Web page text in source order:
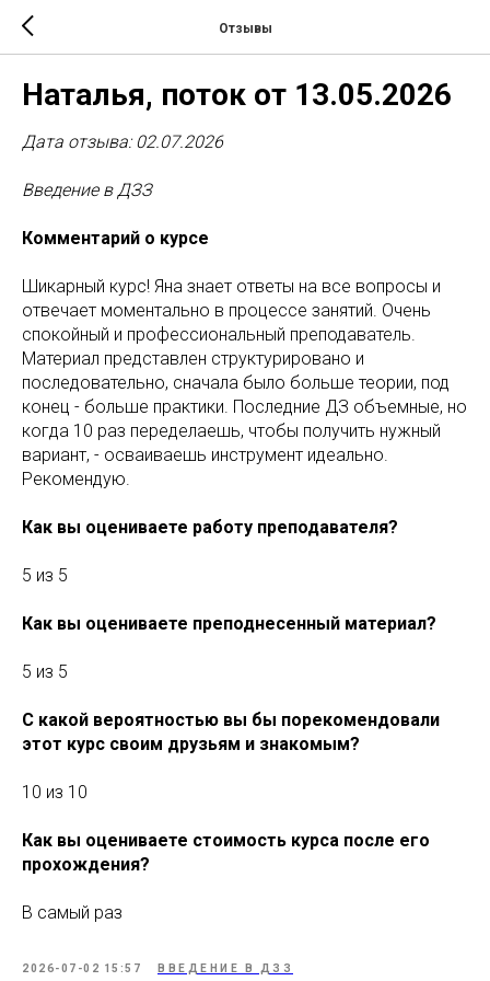
Отзывы
Наталья, поток от 13.05.2026
Дата отзыва: 02.07.2026
Введение в ДЗЗ
Комментарий о курсе
Шикарный курс! Яна знает ответы на все вопросы и
отвечает моментально в процессе занятий. Очень
спокойный и профессиональный преподаватель.
Материал представлен структурировано и
последовательно, сначала было больше теории, под
конец - больше практики. Последние ДЗ объемные, но
когда 10 раз переделаешь, чтобы получить нужный
вариант, - осваиваешь инструмент идеально.
Рекомендую.
Как вы оцениваете работу преподавателя?
5 из 5
Как вы оцениваете преподнесенный материал?
5 из 5
С какой вероятностью вы бы порекомендовали
этот курс своим друзьям и знакомым?
10 из 10
Как вы оцениваете стоимость курса после его
прохождения?
В самый раз
2026-07-02 15:57 ВВЕДЕНИЕ В ДЗЗ